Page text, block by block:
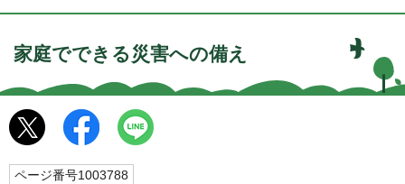
家庭でできる災害への備え
ページ番号1003788